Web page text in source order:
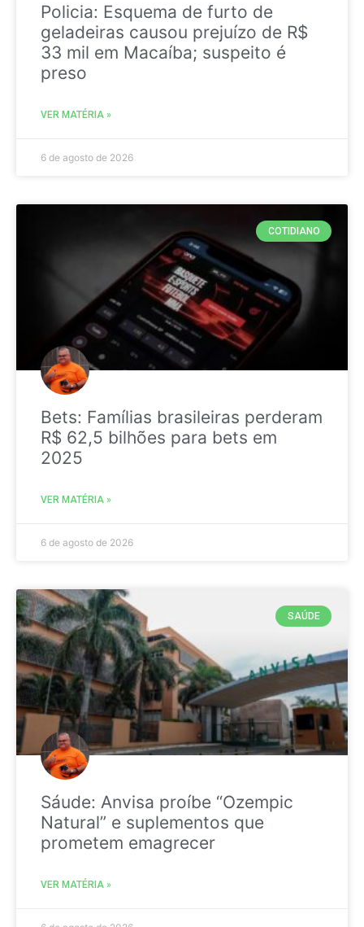
Policia: Esquema de furto de
geladeiras causou prejuízo de R$
33 mil em Macaíba; suspeito é
preso
VER MATÉRIA »
6 de agosto de 2026
COTIDIANO
Bets: Famílias brasileiras perderam
R$ 62,5 bilhões para bets em
2025
VER MATÉRIA »
6 de agosto de 2026
SAÚDE
Sáude: Anvisa proíbe “Ozempic
Natural” e suplementos que
prometem emagrecer
VER MATÉRIA »